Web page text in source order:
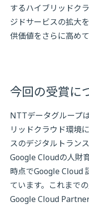
するハイブリッドク
ジドサービスの拡大
供価値をさらに高めて
今回の受賞に
NTTデータグループ
リッドクラウド環境
スのデジタルトラン
Google Cloudの人財
時点でGoogle Cloud
ています。これまで
Google Cloud